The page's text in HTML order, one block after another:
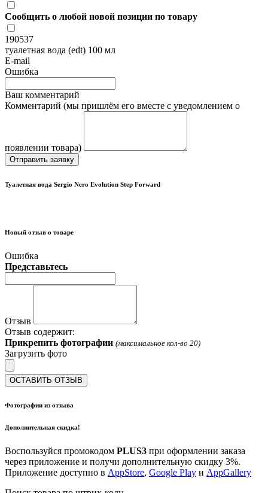
Сообщить о любой новой позиции по товару
190537
туалетная вода (edt) 100 мл
E-mail
Ошибка
Ваш комментарий
Комментарий (мы пришлём его вместе с уведомлением о
появлении товара)
Отправить заявку
Туалетная вода Sergio Nero Evolution Step Forward
Новый отзыв о товаре
Ошибка
Представьтесь
Отзыв
Отзыв содержит:
Прикрепить фотографии (максимальное кол-во 20)
Загрузить фото
ОСТАВИТЬ ОТЗЫВ
Фотографии из отзыва
Дополнительная скидка!
Воспользуйся промокодом PLUS3 при оформлении заказа
через приложение и получи дополнительную скидку 3%.
Приложение доступно в AppStore, Google Play и AppGallery